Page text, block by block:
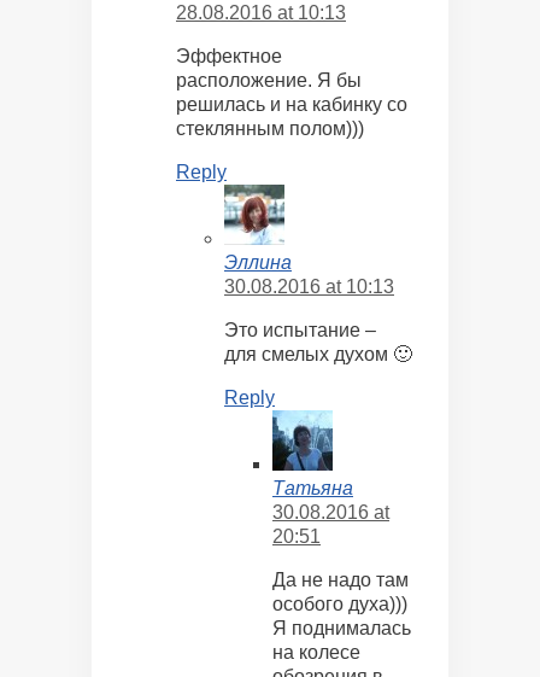
28.08.2016 at 10:13
Эффектное
расположение. Я бы
решилась и на кабинку со
стеклянным полом)))
Reply
Эллина
30.08.2016 at 10:13
Это испытание –
для смелых духом 🙂
Reply
Татьяна
30.08.2016 at
20:51
Да не надо там
особого духа)))
Я поднималась
на колесе